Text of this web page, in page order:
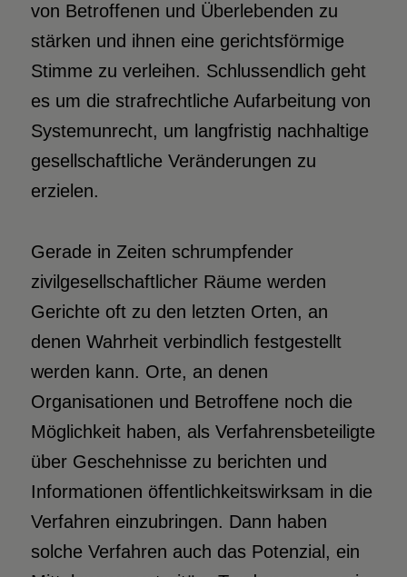
von Betroffenen und Überlebenden zu
stärken und ihnen eine gerichtsförmige
Stimme zu verleihen. Schlussendlich geht
es um die strafrechtliche Aufarbeitung von
Systemunrecht, um langfristig nachhaltige
gesellschaftliche Veränderungen zu
erzielen.
Gerade in Zeiten schrumpfender
zivilgesellschaftlicher Räume werden
Gerichte oft zu den letzten Orten, an
denen Wahrheit verbindlich festgestellt
werden kann. Orte, an denen
Organisationen und Betroffene noch die
Möglichkeit haben, als Verfahrensbeteiligte
über Geschehnisse zu berichten und
Informationen öffentlichkeitswirksam in die
Verfahren einzubringen. Dann haben
solche Verfahren auch das Potenzial, ein